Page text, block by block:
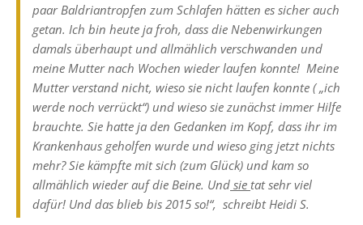
paar Baldriantropfen zum Schlafen hätten es sicher auch
getan. Ich bin heute ja froh, dass die Nebenwirkungen
damals überhaupt und allmählich verschwanden und
meine Mutter nach Wochen wieder laufen konnte! Meine
Mutter verstand nicht, wieso sie nicht laufen konnte ( „ich
werde noch verrückt“) und wieso sie zunächst immer Hilfe
brauchte. Sie hatte ja den Gedanken im Kopf, dass ihr im
Krankenhaus geholfen wurde und wieso ging jetzt nichts
mehr? Sie kämpfte mit sich (zum Glück) und kam so
allmählich wieder auf die Beine. Und sie tat sehr viel
dafür! Und das blieb bis 2015 so!“, schreibt Heidi S.